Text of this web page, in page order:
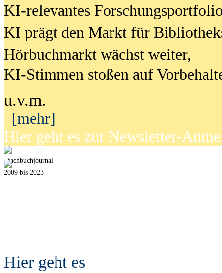
KI-relevantes
KI prägt den Markt für
Hörbuchmarkt wächst weiter,
KI-Stimmen stoßen auf
u.v.m.
[mehr]
Hier geht es zur Newsletter-
fachbuchjournal
2009 bis 2023
Hier geht es